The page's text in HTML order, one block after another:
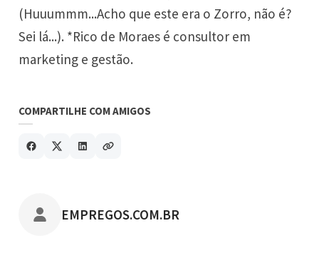
(Huuummm...Acho que este era o Zorro, não é?
Sei lá...). *Rico de Moraes é consultor em
marketing e gestão.
COMPARTILHE COM AMIGOS
POSTADO POR
EMPREGOS.COM.BR